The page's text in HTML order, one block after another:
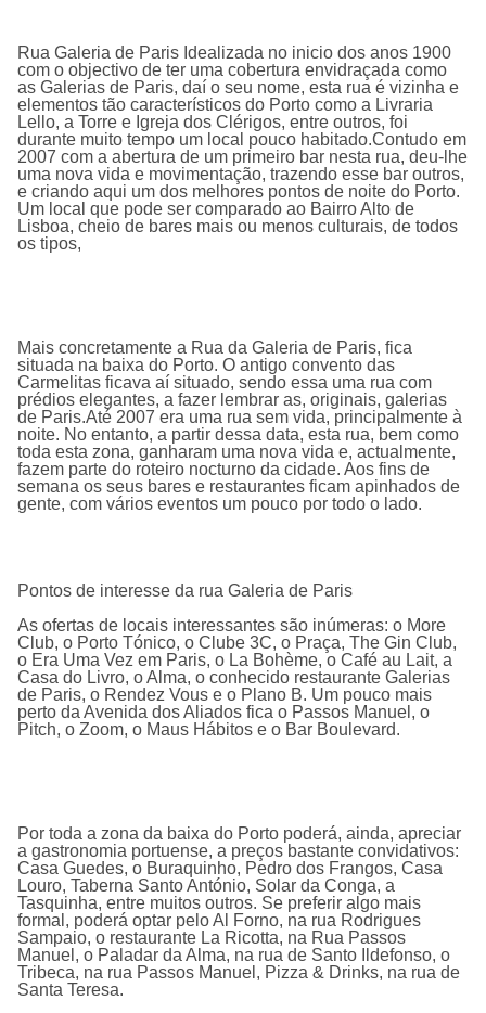
Rua Galeria de Paris Idealizada no inicio dos anos 1900
com o objectivo de ter uma cobertura envidraçada como
as Galerias de Paris, daí o seu nome, esta rua é vizinha e
elementos tão característicos do Porto como a Livraria
Lello, a Torre e Igreja dos Clérigos, entre outros, foi
durante muito tempo um local pouco habitado.Contudo em
2007 com a abertura de um primeiro bar nesta rua, deu-lhe
uma nova vida e movimentação, trazendo esse bar outros,
e criando aqui um dos melhores pontos de noite do Porto.
Um local que pode ser comparado ao Bairro Alto de
Lisboa, cheio de bares mais ou menos culturais, de todos
os tipos,
Mais concretamente a Rua da Galeria de Paris, fica
situada na baixa do Porto. O antigo convento das
Carmelitas ficava aí situado, sendo essa uma rua com
prédios elegantes, a fazer lembrar as, originais, galerias
de Paris.Até 2007 era uma rua sem vida, principalmente à
noite. No entanto, a partir dessa data, esta rua, bem como
toda esta zona, ganharam uma nova vida e, actualmente,
fazem parte do roteiro nocturno da cidade. Aos fins de
semana os seus bares e restaurantes ficam apinhados de
gente, com vários eventos um pouco por todo o lado.
Pontos de interesse da rua Galeria de Paris
As ofertas de locais interessantes são inúmeras: o More
Club, o Porto Tónico, o Clube 3C, o Praça, The Gin Club,
o Era Uma Vez em Paris, o La Bohème, o Café au Lait, a
Casa do Livro, o Alma, o conhecido restaurante Galerias
de Paris, o Rendez Vous e o Plano B. Um pouco mais
perto da Avenida dos Aliados fica o Passos Manuel, o
Pitch, o Zoom, o Maus Hábitos e o Bar Boulevard.
Por toda a zona da baixa do Porto poderá, ainda, apreciar
a gastronomia portuense, a preços bastante convidativos:
Casa Guedes, o Buraquinho, Pedro dos Frangos, Casa
Louro, Taberna Santo António, Solar da Conga, a
Tasquinha, entre muitos outros. Se preferir algo mais
formal, poderá optar pelo Al Forno, na rua Rodrigues
Sampaio, o restaurante La Ricotta, na Rua Passos
Manuel, o Paladar da Alma, na rua de Santo Ildefonso, o
Tribeca, na rua Passos Manuel, Pizza & Drinks, na rua de
Santa Teresa.